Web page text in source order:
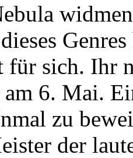
sich. Ihr
6. Mai.
zu
der